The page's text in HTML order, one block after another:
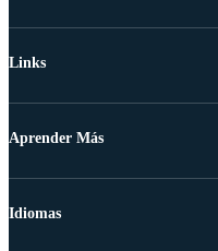
Links
Aprender Más
Idiomas